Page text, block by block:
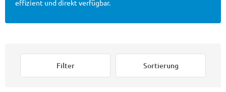
effizient und direkt verfügbar.
Filter Sortierung